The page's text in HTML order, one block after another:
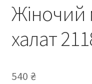
халат
540 ₴